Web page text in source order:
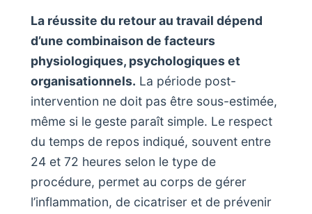
La réussite du retour au travail dépend
d’une combinaison de facteurs
physiologiques, psychologiques et
organisationnels. La période post-
intervention ne doit pas être sous-estimée,
même si le geste paraît simple. Le respect
du temps de repos indiqué, souvent entre
24 et 72 heures selon le type de
procédure, permet au corps de gérer
l’inflammation, de cicatriser et de prévenir